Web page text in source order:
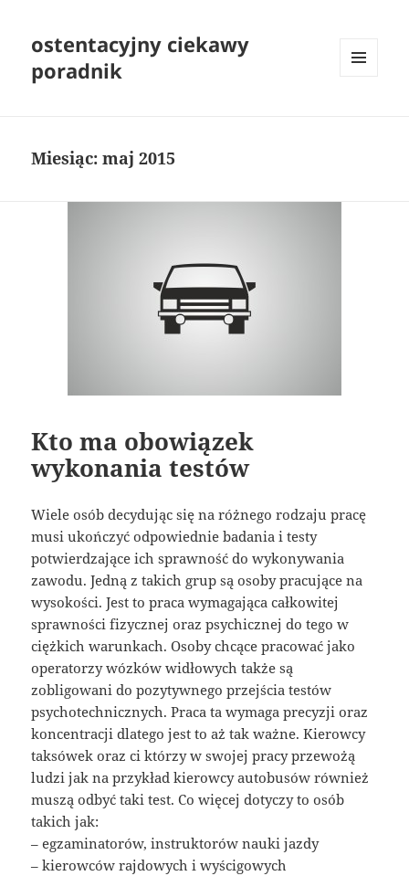
ostentacyjny ciekawy
poradnik
Miesiąc:maj 2015
Kto ma obowiązek
wykonania testów
Wiele osób decydując się na różnego rodzaju pracę
musi ukończyć odpowiednie badania i testy
potwierdzające ich sprawność do wykonywania
zawodu. Jedną z takich grup są osoby pracujące na
wysokości. Jest to praca wymagająca całkowitej
sprawności fizycznej oraz psychicznej do tego w
ciężkich warunkach. Osoby chcące pracować jako
operatorzy wózków widłowych także są
zobligowani do pozytywnego przejścia testów
psychotechnicznych. Praca ta wymaga precyzji oraz
koncentracji dlatego jest to aż tak ważne. Kierowcy
taksówek oraz ci którzy w swojej pracy przewożą
ludzi jak na przykład kierowcy autobusów również
muszą odbyć taki test. Co więcej dotyczy to osób
takich jak:
– egzaminatorów, instruktorów nauki jazdy
– kierowców rajdowych i wyścigowych